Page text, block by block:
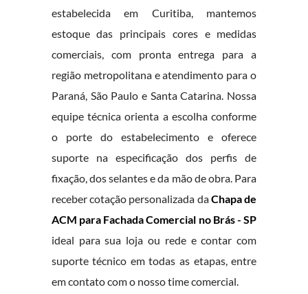
estabelecida em Curitiba, mantemos
estoque das principais cores e medidas
comerciais, com pronta entrega para a
região metropolitana e atendimento para o
Paraná, São Paulo e Santa Catarina. Nossa
equipe técnica orienta a escolha conforme
o porte do estabelecimento e oferece
suporte na especificação dos perfis de
fixação, dos selantes e da mão de obra. Para
receber cotação personalizada daChapa de
ACM para Fachada Comercial no Brás - SP
ideal para sua loja ou rede e contar com
suporte técnico em todas as etapas, entre
em contato com o nosso time comercial.